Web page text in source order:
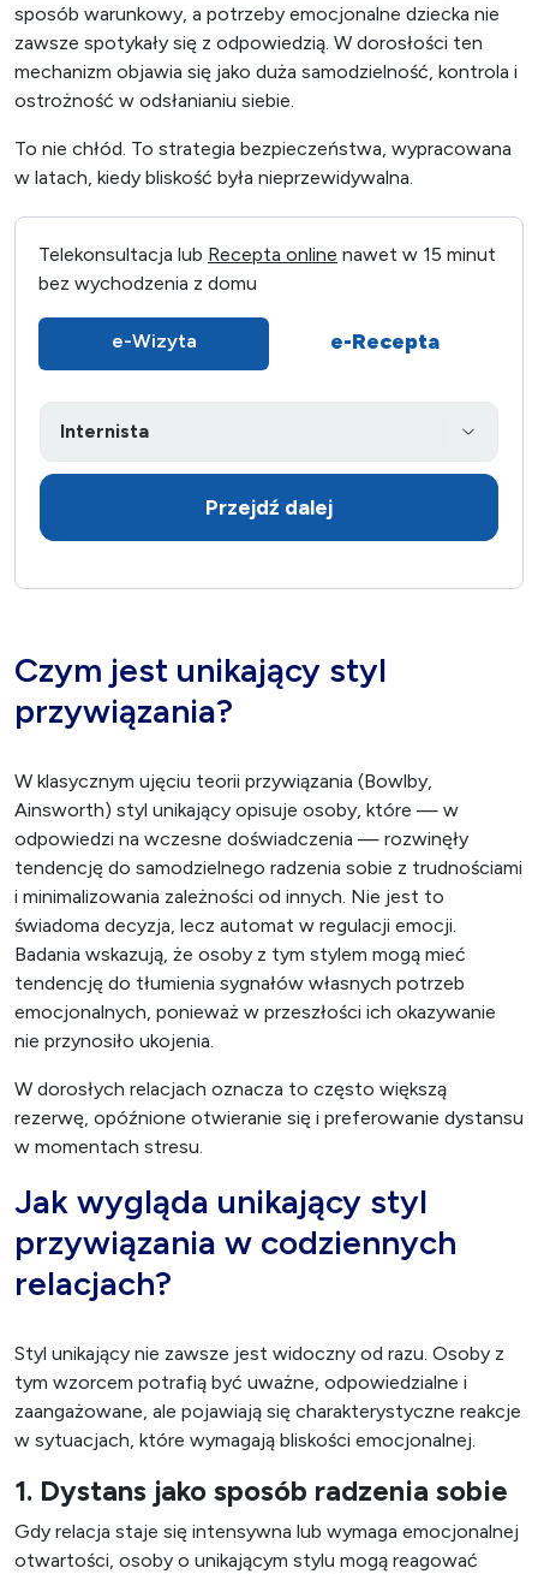
sposób warunkowy, a potrzeby emocjonalne dziecka nie
zawsze spotykały się z odpowiedzią. W dorosłości ten
mechanizm objawia się jako duża samodzielność, kontrola i
ostrożność w odsłanianiu siebie.
To nie chłód. To strategia bezpieczeństwa, wypracowana
w latach, kiedy bliskość była nieprzewidywalna.
Telekonsultacja lub Recepta online nawet w 15 minut
bez wychodzenia z domu
e-Wizyta e-Recepta
Przejdź dalej
Czym jest unikający styl
przywiązania?
W klasycznym ujęciu teorii przywiązania (Bowlby,
Ainsworth) styl unikający opisuje osoby, które — w
odpowiedzi na wczesne doświadczenia — rozwinęły
tendencję do samodzielnego radzenia sobie z trudnościami
i minimalizowania zależności od innych. Nie jest to
świadoma decyzja, lecz automat w regulacji emocji.
Badania wskazują, że osoby z tym stylem mogą mieć
tendencję do tłumienia sygnałów własnych potrzeb
emocjonalnych, ponieważ w przeszłości ich okazywanie
nie przynosiło ukojenia.
W dorosłych relacjach oznacza to często większą
rezerwę, opóźnione otwieranie się i preferowanie dystansu
w momentach stresu.
Jak wygląda unikający styl
przywiązania w codziennych
relacjach?
Styl unikający nie zawsze jest widoczny od razu. Osoby z
tym wzorcem potrafią być uważne, odpowiedzialne i
zaangażowane, ale pojawiają się charakterystyczne reakcje
w sytuacjach, które wymagają bliskości emocjonalnej.
1. Dystans jako sposób radzenia sobie
Gdy relacja staje się intensywna lub wymaga emocjonalnej
otwartości, osoby o unikającym stylu mogą reagować